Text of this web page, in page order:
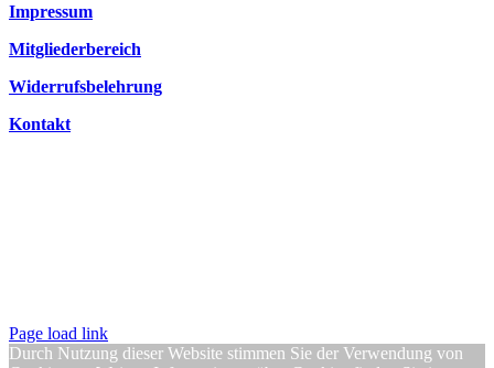
Impressum
Mitgliederbereich
Widerrufsbelehrung
Kontakt
Page load link
Durch Nutzung dieser Website stimmen Sie der Verwendung von